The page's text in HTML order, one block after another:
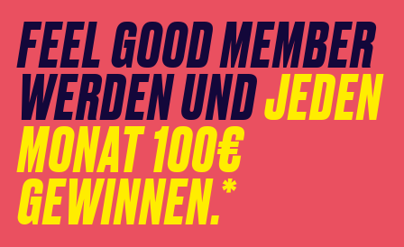
FEEL GOOD MEMBER
WERDEN UNDJEDEN
MONAT 100€
GEWINNEN.*